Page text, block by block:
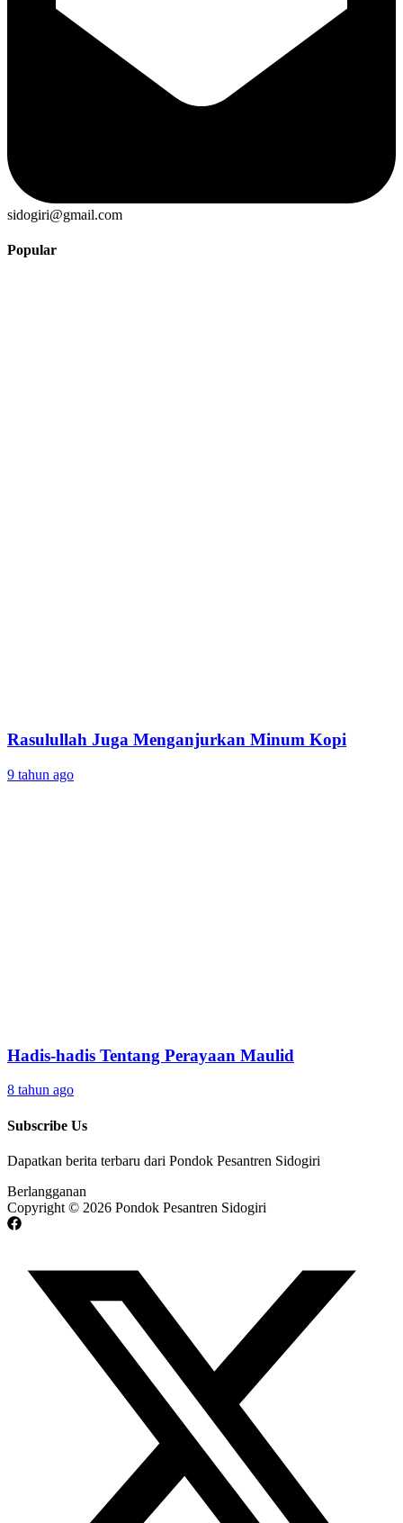
sidogiri@gmail.com
Popular
Rasulullah Juga Menganjurkan Minum Kopi
9 tahun ago
Hadis-hadis Tentang Perayaan Maulid
8 tahun ago
Subscribe Us
Dapatkan berita terbaru dari Pondok Pesantren Sidogiri
Berlangganan
Copyright © 2026 Pondok Pesantren Sidogiri